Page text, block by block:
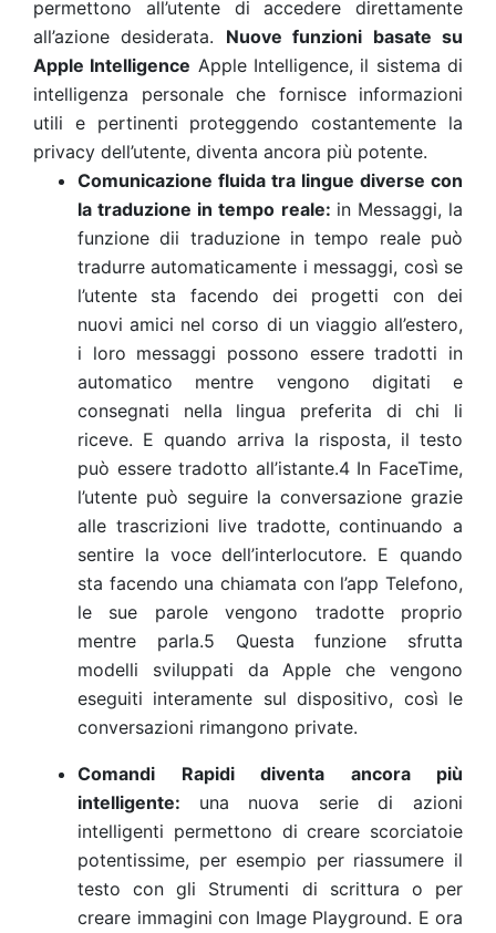
permettono all’utente di accedere direttamente
all’azione desiderata. Nuove funzioni basate su
Apple Intelligence Apple Intelligence, il sistema di
intelligenza personale che fornisce informazioni
utili e pertinenti proteggendo costantemente la
privacy dell’utente, diventa ancora più potente.
Comunicazione fluida tra lingue diverse con
la traduzione in tempo reale: in Messaggi, la
funzione dii traduzione in tempo reale può
tradurre automaticamente i messaggi, così se
l’utente sta facendo dei progetti con dei
nuovi amici nel corso di un viaggio all’estero,
i loro messaggi possono essere tradotti in
automatico mentre vengono digitati e
consegnati nella lingua preferita di chi li
riceve. E quando arriva la risposta, il testo
può essere tradotto all’istante.4 In FaceTime,
l’utente può seguire la conversazione grazie
alle trascrizioni live tradotte, continuando a
sentire la voce dell’interlocutore. E quando
sta facendo una chiamata con l’app Telefono,
le sue parole vengono tradotte proprio
mentre parla.5
Questa funzione sfrutta
modelli sviluppati da Apple che vengono
eseguiti interamente sul dispositivo, così le
conversazioni rimangono private.
Comandi Rapidi diventa ancora più
intelligente:
una nuova serie di azioni
intelligenti permettono di creare scorciatoie
potentissime, per esempio per riassumere il
testo con gli Strumenti di scrittura o per
creare immagini con Image Playground. E ora